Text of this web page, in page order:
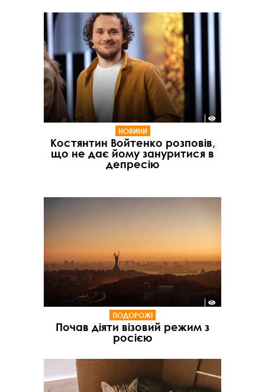
НОВИНИ
Костянтин Войтенко розповів,
що не дає йому зануритися в
депресію
ПОДОРОЖІ
Почав діяти візовий режим з
росією